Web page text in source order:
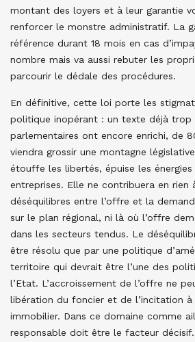
montant des loyers et à leur garantie
renforcer le monstre administratif. La
référence durant 18 mois en cas
nombre mais va aussi rebuter les
parcourir le dédale des procédures.
En définitive, cette loi porte les
politique inopérant : un texte déjà trop
parlementaires ont encore enrichi, de
viendra grossir une montagne
étouffe les libertés, épuise les
entreprises. Elle ne contribuera en rien
déséquilibres entre l’offre et la
sur le plan régional, ni là où l’offre
dans les secteurs tendus. Le
être résolu que par une politique
territoire qui devrait être l’une des
l’Etat. L’accroissement de l’offre ne
libération du foncier et de l’incitation à
immobilier. Dans ce domaine comme
responsable doit être le facteur